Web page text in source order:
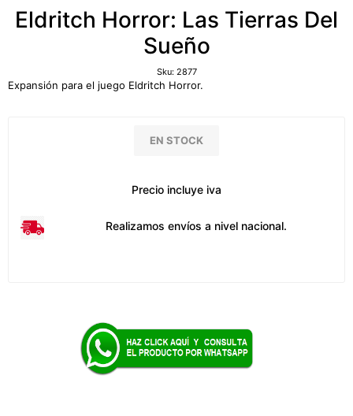
Eldritch Horror: Las Tierras Del
Sueño
Sku: 2877
Expansión para el juego Eldritch Horror.
EN STOCK
Precio incluye iva
Realizamos envíos a nivel nacional.